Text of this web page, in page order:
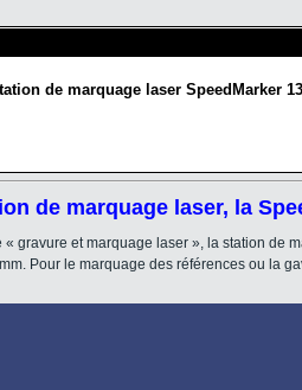
de marquage laser SpeedMarker
de marquage laser, la
gravure et marquage laser », la station de
Pour le marquage des références ou la